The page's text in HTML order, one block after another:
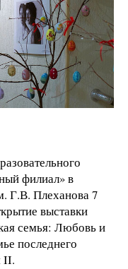
филиал» в
Г.В. Плеханова 7
выставки
семья: Любовь и
последнего
II.